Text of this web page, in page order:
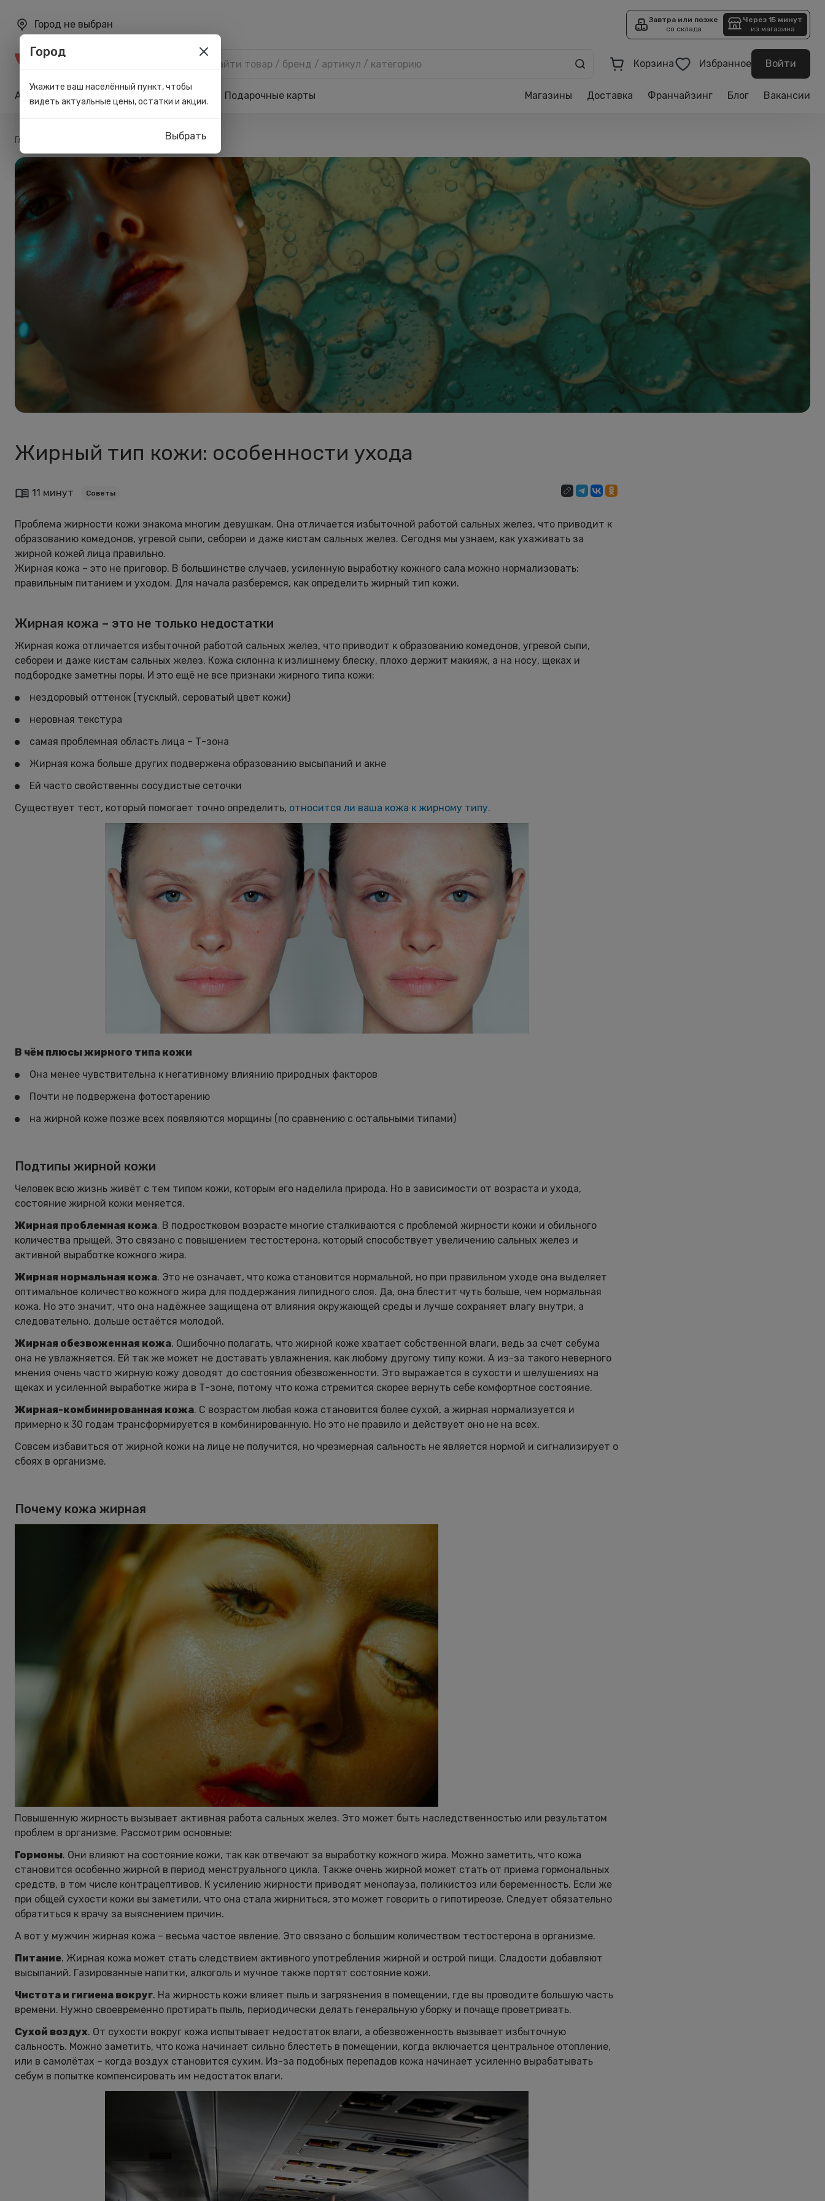
Город не выбран
Завтра или позже
со склада
Через 15 минут
из магазина
Корзина Избранное Войти
Акции Карта лояльности Подарочные карты Магазины Доставка Франчайзинг Блог Вакансии
Главная
Жирный тип кожи: особенности ухода
11 минут Советы
Проблема жирности кожи знакома многим девушкам. Она отличается избыточной работой сальных желез, что приводит к
образованию комедонов, угревой сыпи, себореи и даже кистам сальных желез. Сегодня мы узнаем, как ухаживать за
жирной кожей лица правильно.
Жирная кожа – это не приговор. В большинстве случаев, усиленную выработку кожного сала можно нормализовать:
правильным питанием и уходом. Для начала разберемся, как определить жирный тип кожи.
Жирная кожа – это не только недостатки
Жирная кожа отличается избыточной работой сальных желез, что приводит к образованию комедонов, угревой сыпи,
себореи и даже кистам сальных желез. Кожа склонна к излишнему блеску, плохо держит макияж, а на носу, щеках и
подбородке заметны поры. И это ещё не все признаки жирного типа кожи:
нездоровый оттенок (тусклый, сероватый цвет кожи)
неровная текстура
самая проблемная область лица – Т-зона
Жирная кожа больше других подвержена образованию высыпаний и акне
Ей часто свойственны сосудистые сеточки
Существует тест, который помогает точно определить, относится ли ваша кожа к жирному типу.
В чём плюсы жирного типа кожи
Она менее чувствительна к негативному влиянию природных факторов
Почти не подвержена фотостарению
на жирной коже позже всех появляются морщины (по сравнению с остальными типами)
Подтипы жирной кожи
Человек всю жизнь живёт с тем типом кожи, которым его наделила природа. Но в зависимости от возраста и ухода,
состояние жирной кожи меняется.
Жирная проблемная кожа. В подростковом возрасте многие сталкиваются с проблемой жирности кожи и обильного
количества прыщей. Это связано с повышением тестостерона, который способствует увеличению сальных желез и
активной выработке кожного жира.
Жирная нормальная кожа. Это не означает, что кожа становится нормальной, но при правильном уходе она выделяет
оптимальное количество кожного жира для поддержания липидного слоя. Да, она блестит чуть больше, чем нормальная
кожа. Но это значит, что она надёжнее защищена от влияния окружающей среды и лучше сохраняет влагу внутри, а
следовательно, дольше остаётся молодой.
Жирная обезвоженная кожа. Ошибочно полагать, что жирной коже хватает собственной влаги, ведь за счет себума
она не увлажняется. Ей так же может не доставать увлажнения, как любому другому типу кожи. А из-за такого неверного
мнения очень часто жирную кожу доводят до состояния обезвоженности. Это выражается в сухости и шелушениях на
щеках и усиленной выработке жира в Т-зоне, потому что кожа стремится скорее вернуть себе комфортное состояние.
Жирная-комбинированная кожа. С возрастом любая кожа становится более сухой, а жирная нормализуется и
примерно к 30 годам трансформируется в комбинированную. Но это не правило и действует оно не на всех.
Совсем избавиться от жирной кожи на лице не получится, но чрезмерная сальность не является нормой и сигнализирует о
сбоях в организме.
Почему кожа жирная
Повышенную жирность вызывает активная работа сальных желез. Это может быть наследственностью или результатом
проблем в организме. Рассмотрим основные:
Гормоны. Они влияют на состояние кожи, так как отвечают за выработку кожного жира. Можно заметить, что кожа
становится особенно жирной в период менструального цикла. Также очень жирной может стать от приема гормональных
средств, в том числе контрацептивов. К усилению жирности приводят менопауза, поликистоз или беременность. Если же
при общей сухости кожи вы заметили, что она стала жирниться, это может говорить о гипотиреозе. Следует обязательно
обратиться к врачу за выяснением причин.
А вот у мужчин жирная кожа – весьма частое явление. Это связано с большим количеством тестостерона в организме.
Питание. Жирная кожа может стать следствием активного употребления жирной и острой пищи. Сладости добавляют
высыпаний. Газированные напитки, алкоголь и мучное также портят состояние кожи.
Чистота и гигиена вокруг. На жирность кожи влияет пыль и загрязнения в помещении, где вы проводите большую часть
времени. Нужно своевременно протирать пыль, периодически делать генеральную уборку и почаще проветривать.
Сухой воздух. От сухости вокруг кожа испытывает недостаток влаги, а обезвоженность вызывает избыточную
сальность. Можно заметить, что кожа начинает сильно блестеть в помещении, когда включается центральное отопление,
или в самолётах – когда воздух становится сухим. Из-за подобных перепадов кожа начинает усиленно вырабатывать
себум в попытке компенсировать им недостаток влаги.
Город
Укажите ваш населённый пункт, чтобы
видеть актуальные цены, остатки и акции.
Выбрать